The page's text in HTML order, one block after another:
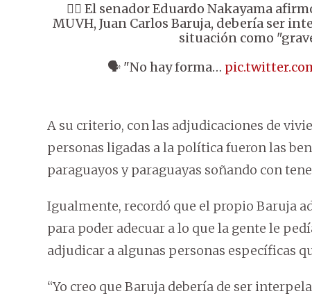
👉🏼 El senador Eduardo Nakayama
MUVH, Juan Carlos Baruja, debería ser
situación como
🗣️ "No hay forma…
A su criterio, con las adjudicaciones de
personas ligadas a la política fueron las
paraguayos y paraguayas soñando con
Igualmente, recordó que el propio Baruja
para poder adecuar a lo que la gente le
adjudicar a algunas personas específicas
“Yo creo que Baruja debería de ser